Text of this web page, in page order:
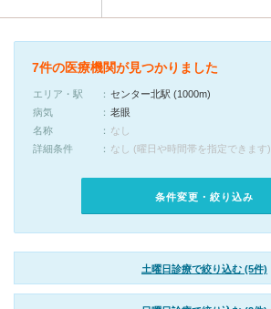
7件の医療機関が見つかりました
エリア・駅
センター北駅 (1000m)
病気
老眼
名称
なし
詳細条件
なし (曜日や時間帯を指定できます)
条件変更・絞り込み
土曜日診療で絞り込む (5件)